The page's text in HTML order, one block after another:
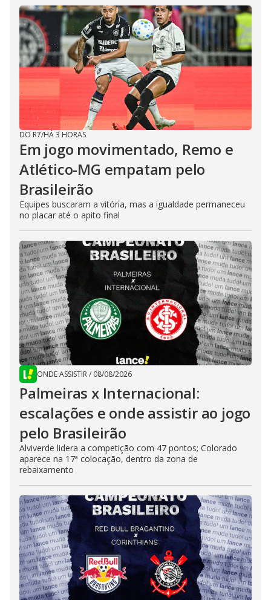
DO R7/HÁ 3 HORAS
Em jogo movimentado, Remo e
Atlético-MG empatam pelo
Brasileirão
Equipes buscaram a vitória, mas a igualdade permaneceu
no placar até o apito final
ONDE ASSISTIR/ 08/08/2026
Palmeiras x Internacional:
escalações e onde assistir ao jogo
pelo Brasileirão
Alviverde lidera a competição com 47 pontos; Colorado
aparece na 17ª colocação, dentro da zona de
rebaixamento